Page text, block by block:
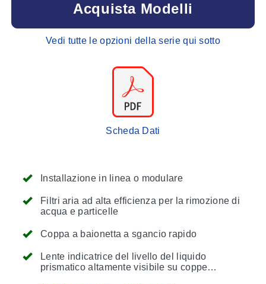
Installazione in linea o modulare
Filtri aria ad alta efficienza per la rimozione di
acqua e particelle
Coppa a baionetta a sgancio rapido
Lente indicatrice del livello del liquido
prismatico altamente visibile su coppe
Acquista Modelli
Vedi tutte le opzioni della serie qui sotto
Scheda Dati